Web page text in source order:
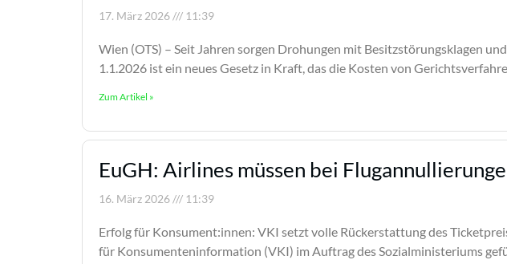
17. März 2026 11:39
Wien (OTS) – Seit Jahren sorgen Drohungen mit Besitzstörungsklagen
1.1.2026 ist ein neues Gesetz in Kraft, das die Kosten von
Zum Artikel »
EuGH: Airlines müssen bei
16. März 2026 11:39
Erfolg für Konsument:innen: VKI setzt volle Rückerstattung des
für Konsumenteninformation (VKI) im Auftrag des Sozialministeriums